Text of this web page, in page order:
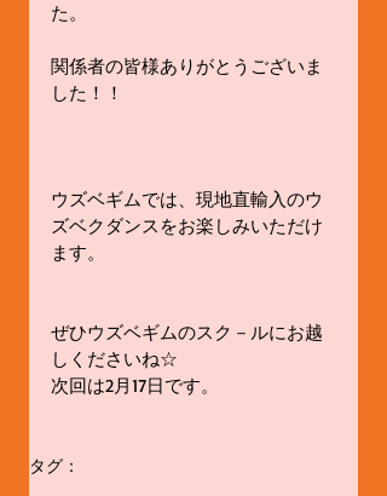
た。
関係者の皆様ありがとうございま
した！！
ウズベギムでは、現地直輸入のウ
ズベクダンスをお楽しみいただけ
ます。
ぜひウズベギムのスク－ルにお越
しくださいね☆
次回は2月17日です。
タグ：